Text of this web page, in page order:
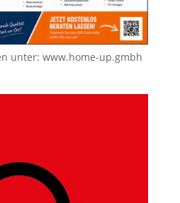
unter: www.home-up.gmbh